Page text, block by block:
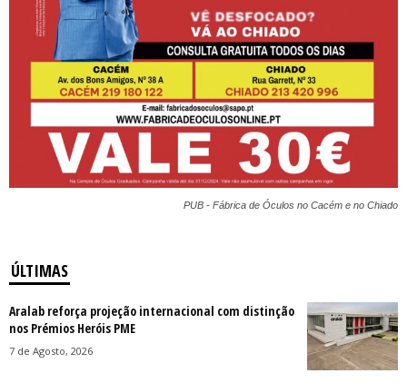
PUB - Fábrica de Óculos no Cacém e no Chiado
ÚLTIMAS
Aralab reforça projeção internacional com distinção
nos Prémios Heróis PME
7 de Agosto, 2026